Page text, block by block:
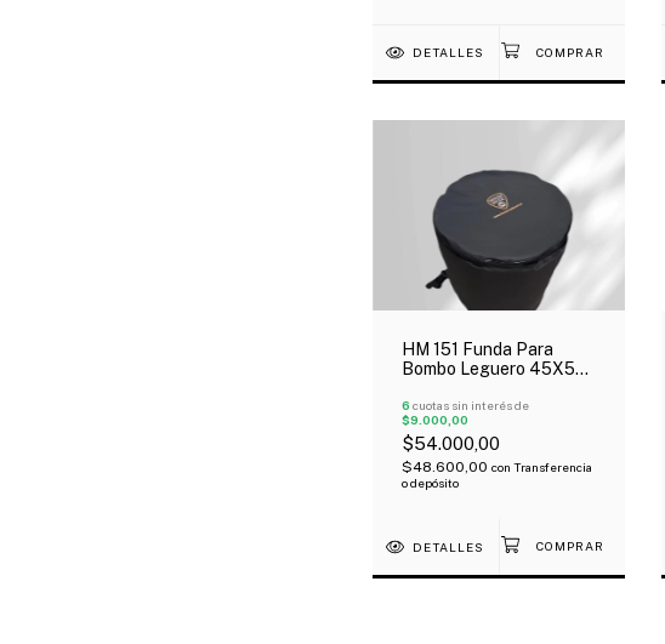
DETALLES
HM 151 Funda Para
Bombo Leguero 45X50
Avion
6 cuotas sin interés de
$9.000,00
$54.000,00
$48.600,00 con Transferencia
o depósito
DETALLES